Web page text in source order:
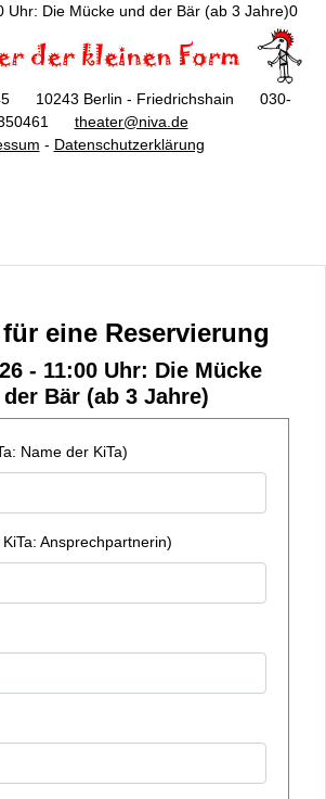
Uhr: Die Mücke und der Bär (ab 3 Jahre)0
10243 Berlin - Friedrichshain 030-
theater@niva.de
- Datenschutzerklärung
eine Reservierung
- 11:00 Uhr: Die Mücke
Bär (ab 3 Jahre)
Name der KiTa)
Ansprechpartnerin)